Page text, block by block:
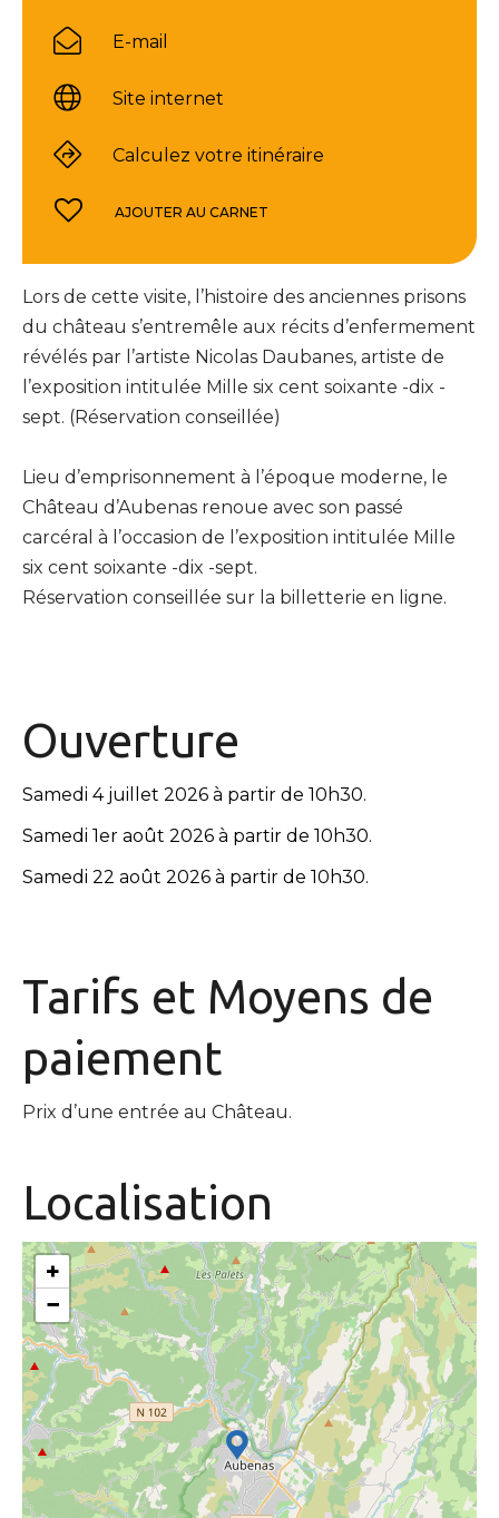
Lors de cette visite, l’histoire des anciennes prisons
du château s’entremêle aux récits d’enfermement
révélés par l’artiste Nicolas Daubanes, artiste de
l’exposition intitulée Mille six cent soixante -dix -
sept. (Réservation conseillée)
Lieu d’emprisonnement à l’époque moderne, le
Château d’Aubenas renoue avec son passé
carcéral à l’occasion de l’exposition intitulée Mille
six cent soixante -dix -sept.
Réservation conseillée sur la billetterie en ligne.
Ouverture
Samedi 4 juillet 2026 à partir de 10h30.
Samedi 1er août 2026 à partir de 10h30.
Samedi 22 août 2026 à partir de 10h30.
Tarifs et Moyens de
paiement
Prix d’une entrée au Château.
Localisation
+
−
E-mail
Site internet
Calculez votre itinéraire
AJOUTER AU CARNET